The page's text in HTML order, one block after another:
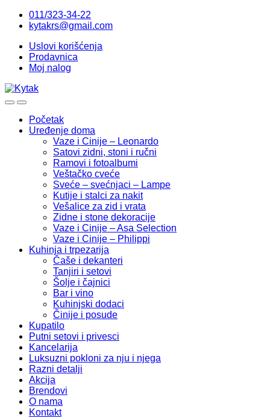
Skip
Skip
011/323-34-22
kytakrs@gmail.com
Uslovi korišćenja
Prodavnica
Moj nalog
Početak
Uređenje doma
Vaze i Cinije – Leonardo
Satovi zidni, stoni i ručni
Ramovi i fotoalbumi
Veštačko cveće
Sveće – svećnjaci – Lampe
Kutije i stalci za nakit
Vešalice za zid i vrata
Zidne i stone dekoracije
Vaze i Cinije – Asa Selection
Vaze i Cinije – Philippi
Kuhinja i trpezarija
Čaše i dekanteri
Tanjiri i setovi
Šolje i čajnici
Bar i vino
Kuhinjski dodaci
Činije i posude
Kupatilo
Putni setovi i privesci
Kancelarija
Luksuzni pokloni za nju i njega
Razni detalji
Akcija
Brendovi
O nama
Kontakt